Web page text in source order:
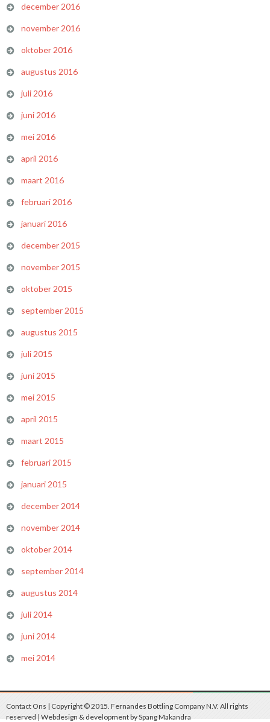
december 2016
november 2016
oktober 2016
augustus 2016
juli 2016
juni 2016
mei 2016
april 2016
maart 2016
februari 2016
januari 2016
december 2015
november 2015
oktober 2015
september 2015
augustus 2015
juli 2015
juni 2015
mei 2015
april 2015
maart 2015
februari 2015
januari 2015
december 2014
november 2014
oktober 2014
september 2014
augustus 2014
juli 2014
juni 2014
mei 2014
Contact Ons | Copyright © 2015. Fernandes Bottling Company N.V. All rights
reserved | Webdesign & development bySpang Makandra